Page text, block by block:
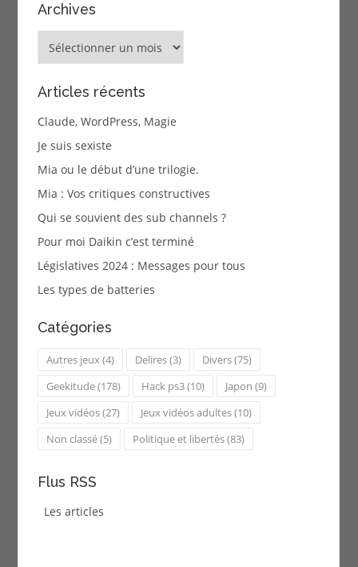
Archives
Articles récents
Claude, WordPress, Magie
Je suis sexiste
Mia ou le début d’une trilogie.
Mia : Vos critiques constructives
Qui se souvient des sub channels ?
Pour moi Daikin c’est terminé
Législatives 2024 : Messages pour tous
Les types de batteries
Catégories
Autres jeux(4) Delires(3) Divers(75)
Geekitude(178) Hack ps3(10) Japon (9)
Jeux vidéos(27) Jeux vidéos adultes(10)
Non classé(5) Politique et libertés(83)
Flus RSS
Les articles